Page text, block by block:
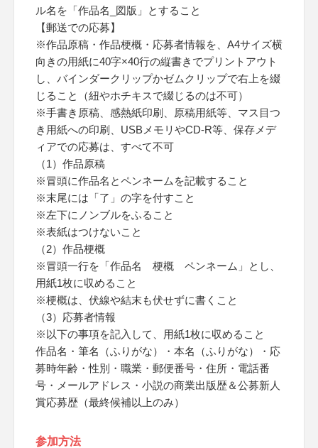
ル名を「作品名_図版」とすること
【郵送での応募】
※作品原稿・作品梗概・応募者情報を、A4サイズ横
向きの用紙に40字×40行の縦書きでプリントアウト
し、バインダークリップかゼムクリップで右上を綴
じること（紐やホチキスで綴じるのは不可）
※手書き原稿、感熱紙印刷、原稿用紙等、マス目つ
き用紙への印刷、USBメモリやCD-R等、保存メデ
ィアでの応募は、すべて不可
（1）作品原稿
※冒頭に作品名とペンネームを記載すること
※末尾には「了」の字を付すこと
※左下にノンブルをふること
※表紙はつけないこと
（2）作品梗概
※冒頭一行を「作品名 梗概 ペンネーム」とし、
用紙1枚に収めること
※梗概は、伏線や結末も伏せずに書くこと
（3）応募者情報
※以下の事項を記入して、用紙1枚に収めること
作品名・筆名（ふりがな）・本名（ふりがな）・応
募時年齢・性別・職業・郵便番号・住所・電話番
号・メールアドレス・小説の商業出版歴＆公募新人
賞応募歴（最終候補以上のみ）
参加方法